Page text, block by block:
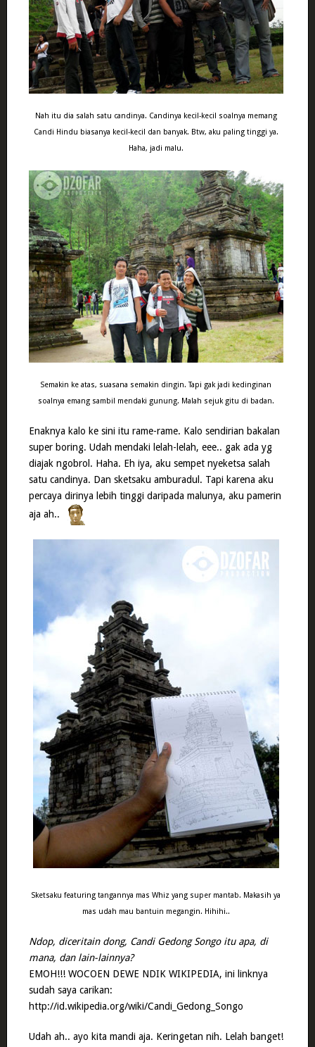
Nah itu dia salah satu candinya. Candinya kecil-kecil soalnya memang
Candi Hindu biasanya kecil-kecil dan banyak. Btw, aku paling tinggi ya.
Haha, jadi malu.
Semakin ke atas, suasana semakin dingin. Tapi gak jadi kedinginan
soalnya emang sambil mendaki gunung. Malah sejuk gitu di badan.
Enaknya kalo ke sini itu rame-rame. Kalo sendirian bakalan
super boring. Udah mendaki lelah-lelah, eee.. gak ada yg
diajak ngobrol. Haha. Eh iya, aku sempet nyeketsa salah
satu candinya. Dan sketsaku amburadul. Tapi karena aku
percaya dirinya lebih tinggi daripada malunya, aku pamerin
aja ah..
Sketsaku featuring tangannya mas Whiz yang super mantab. Makasih ya
mas udah mau bantuin megangin. Hihihi..
Ndop, diceritain dong, Candi Gedong Songo itu apa, di
mana, dan lain-lainnya?
EMOH!!! WOCOEN DEWE NDIK WIKIPEDIA, ini linknya
sudah saya carikan:
http://id.wikipedia.org/wiki/Candi_Gedong_Songo
Udah ah.. ayo kita mandi aja. Keringetan nih. Lelah banget!